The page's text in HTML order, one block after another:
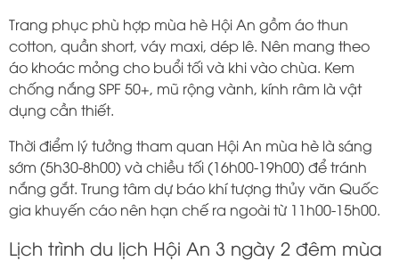
Trang phục phù hợp mùa hè Hội An gồm áo thun
cotton, quần short, váy maxi, dép lê. Nên mang theo
áo khoác mỏng cho buổi tối và khi vào chùa. Kem
chống nắng SPF 50+, mũ rộng vành, kính râm là vật
dụng cần thiết.
Thời điểm lý tưởng tham quan Hội An mùa hè là sáng
sớm (5h30-8h00) và chiều tối (16h00-19h00) để tránh
nắng gắt. Trung tâm dự báo khí tượng thủy văn Quốc
gia khuyến cáo nên hạn chế ra ngoài từ 11h00-15h00.
Lịch trình du lịch Hội An 3 ngày 2 đêm mùa